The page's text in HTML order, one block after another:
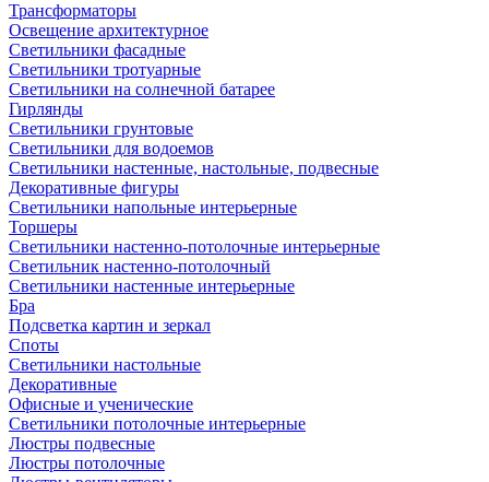
Трансформаторы
Освещение архитектурное
Светильники фасадные
Светильники тротуарные
Светильники на солнечной батарее
Гирлянды
Светильники грунтовые
Светильники для водоемов
Светильники настенные, настольные, подвесные
Декоративные фигуры
Светильники напольные интерьерные
Торшеры
Светильники настенно-потолочные интерьерные
Светильник настенно-потолочный
Светильники настенные интерьерные
Бра
Подсветка картин и зеркал
Споты
Светильники настольные
Декоративные
Офисные и ученические
Светильники потолочные интерьерные
Люстры подвесные
Люстры потолочные